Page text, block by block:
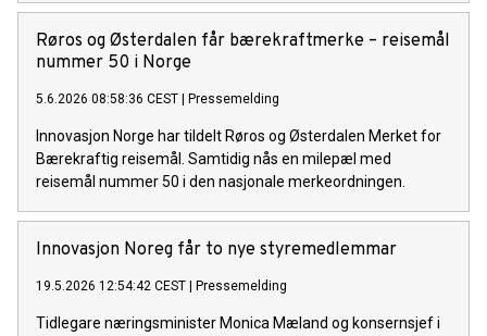
Røros og Østerdalen får bærekraftmerke – reisemål
nummer 50 i Norge
5.6.2026 08:58:36 CEST Pressemelding
Innovasjon Norge har tildelt Røros og Østerdalen Merket for
Bærekraftig reisemål. Samtidig nås en milepæl med
reisemål nummer 50 i den nasjonale merkeordningen.
Innovasjon Noreg får to nye styremedlemmar
19.5.2026 12:54:42 CEST Pressemelding
Tidlegare næringsminister Monica Mæland og konsernsjef i